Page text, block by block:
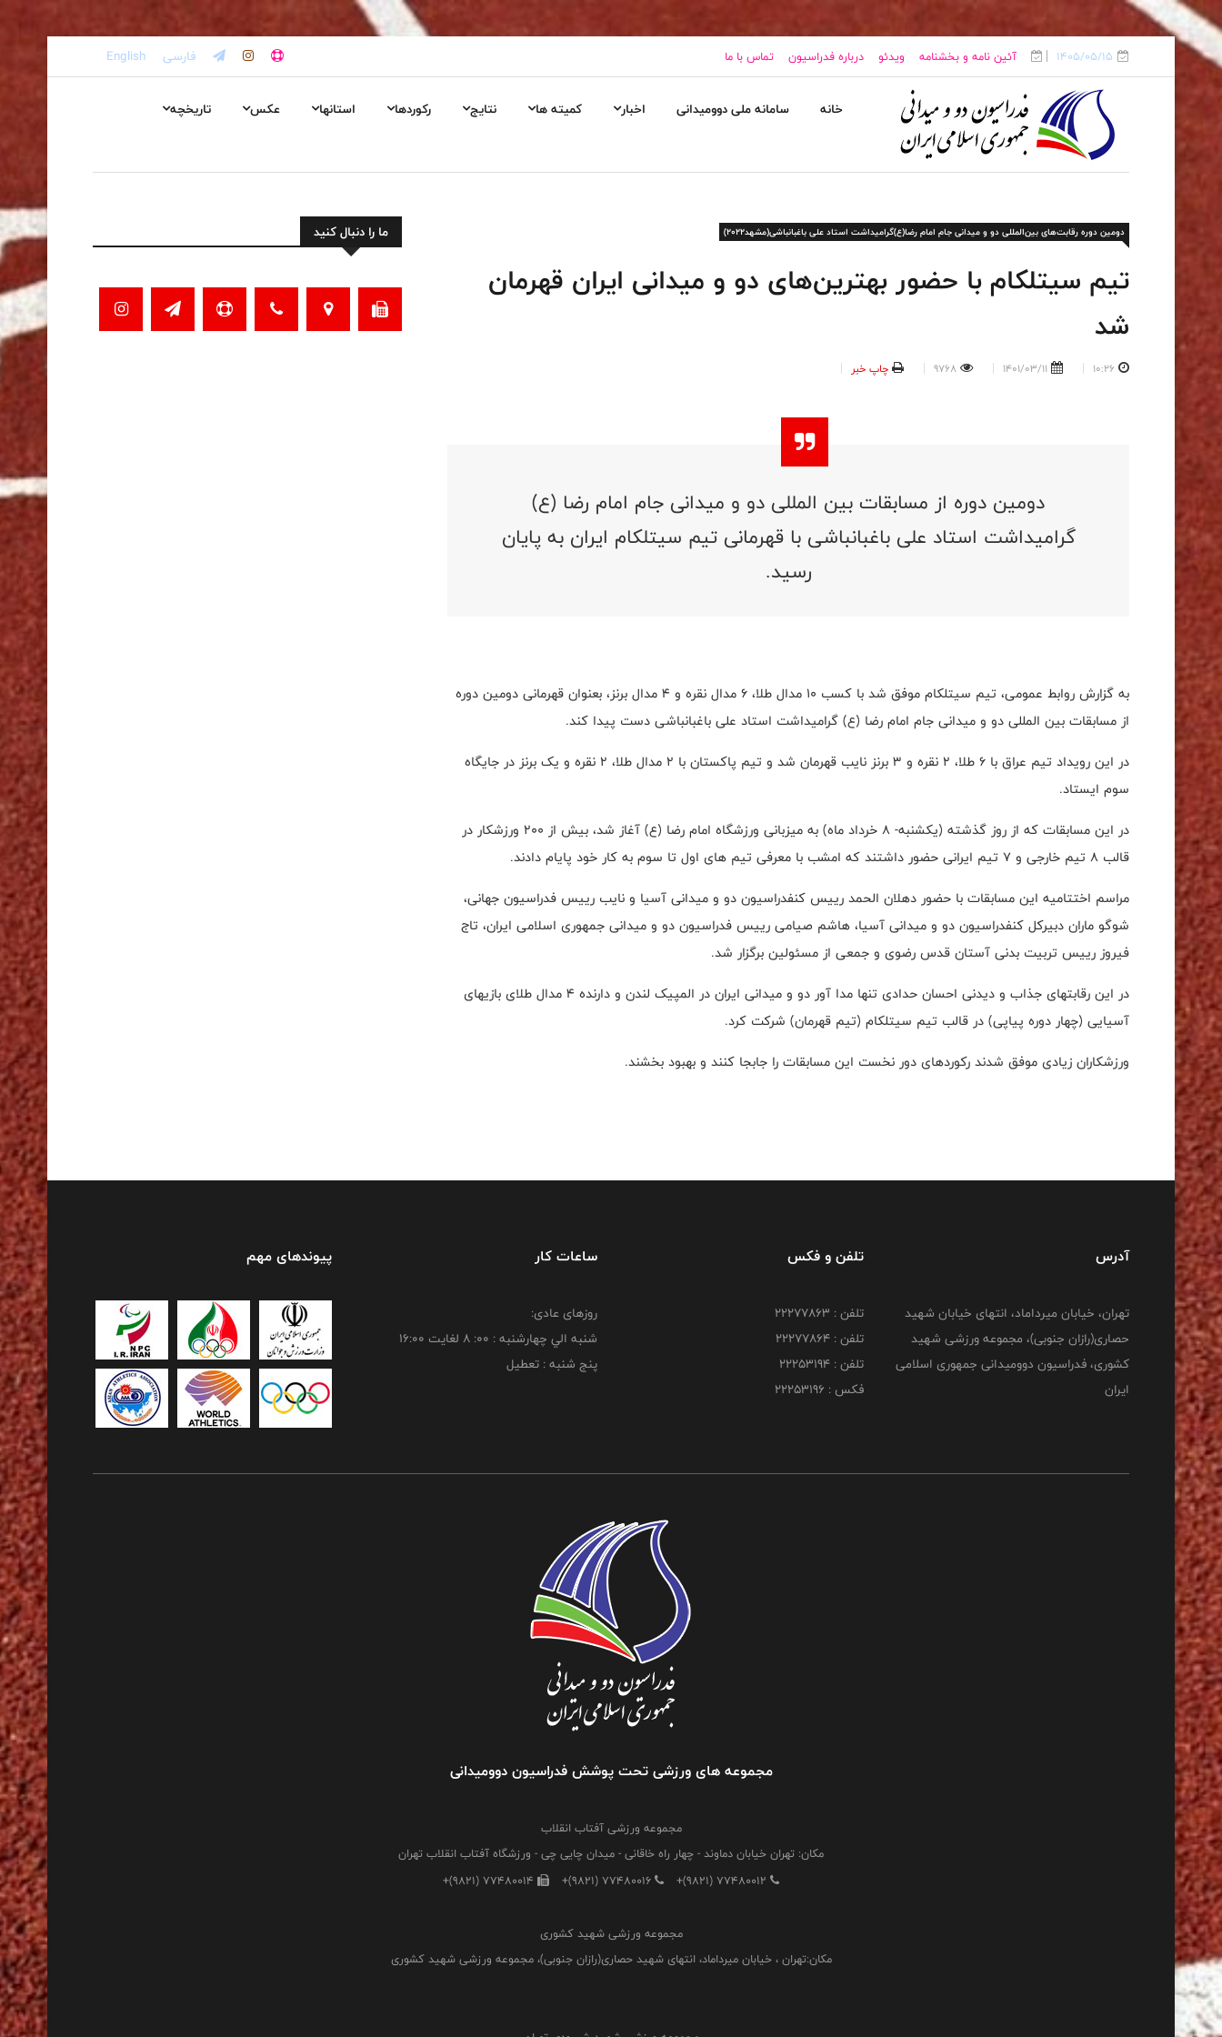
1405/05/15 آئین نامه و بخشنامه ویدئو درباره فدراسیون تماس با ما فارسی English
خانه سامانه ملی دوومیدانی اخبار کمیته ها نتایج رکوردها استانها عکس تاریخچه
دومین دوره رقابت‌های بین‌المللی دو و میدانی جام امام رضا(ع)گرامیداشت استاد علی باغبانباشی(مشهد۲۰۲۲)
تیم سیتلکام با حضور بهترین‌های دو و میدانی ایران قهرمان
شد
10:26
1401/03/11
9768 چاپ خبر
دومین دوره از مسابقات بین المللی دو و میدانی جام امام رضا (ع)
گرامیداشت استاد علی باغبانباشی با قهرمانی تیم سیتلکام ایران به پایان
رسید.
به گزارش روابط عمومی، تیم سیتلکام موفق شد با کسب ۱۰ مدال طلا، ۶ مدال نقره و ۴ مدال برنز، بعنوان قهرمانی دومین دوره
از مسابقات بین المللی دو و میدانی جام امام رضا (ع) گرامیداشت استاد علی باغبانباشی دست پیدا کند.
در این رویداد تیم عراق با ۶ طلا، ۲ نقره و ۳ برنز نایب قهرمان شد و تیم پاکستان با ۲ مدال طلا، ۲ نقره و یک برنز در جایگاه
سوم ایستاد.
در این مسابقات که از روز گذشته (یکشنبه- ۸ خرداد ماه) به میزبانی ورزشگاه امام رضا (ع) آغاز شد، بیش از ۲۰۰ ورزشکار در
قالب ۸ تیم خارجی و ۷ تیم ایرانی حضور داشتند که امشب با معرفی تیم های اول تا سوم به کار خود پایام دادند.
مراسم اختتامیه این مسابقات با حضور دهلان الحمد رییس کنفدراسیون دو و میدانی آسیا و نایب رییس فدراسیون جهانی،
شوگو ماران دبیرکل کنفدراسیون دو و میدانی آسیا، هاشم صیامی رییس فدراسیون دو و میدانی جمهوری اسلامی ایران، تاج
فیروز رییس تربیت بدنی آستان قدس رضوی و جمعی از مسئولین برگزار شد.
در این رقابتهای جذاب و دیدنی احسان حدادی تنها مدا آور دو و میدانی ایران در المپیک لندن و دارنده ۴ مدال طلای بازیهای
آسیایی (چهار دوره پیاپی) در قالب تیم سیتلکام (تیم قهرمان) شرکت کرد.
ورزشکاران زیادی موفق شدند رکوردهای دور نخست این مسابقات را جابجا کنند و بهبود بخشند.
ما را دنبال کنید
آدرس
تهران، خیابان میرداماد، انتهای خیابان شهید
حصاری(رازان جنوبی)، مجموعه ورزشی شهید
کشوری، فدراسیون دوومیدانی جمهوری اسلامی
ایران
تلفن و فکس
تلفن : 22277863
تلفن : 22277864
تلفن : 22253194
فکس : 22253196
ساعات کار
روزهای عادی:
شنبه الي چهارشنبه : 00: 8 لغايت 16:00
پنج شنبه : تعطیل
پیوندهای مهم
مجموعه های ورزشی تحت پوشش فدراسیون دوومیدانی
مجموعه ورزشی آفتاب انقلاب
مکان: تهران خیابان دماوند - چهار راه خاقانی - میدان چایی چی - ورزشگاه آفتاب انقلاب تهران
+(9821) 77480012
+(9821) 77480016
+(9821) 77480014
مجموعه ورزشی شهید کشوری
مکان:تهران ، خیابان میرداماد، انتهای شهید حصاری(رازان جنوبی)، مجموعه ورزشی شهید کشوری